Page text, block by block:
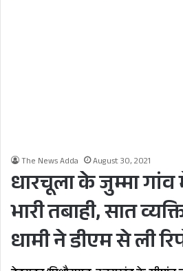
The News Adda August 30, 2021
धारचूला के जुम्मा
भारी तबाही, सात
धामी ने डीएम से ली